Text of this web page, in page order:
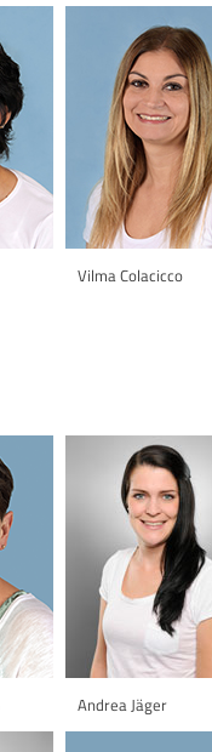
Vilma Colacicco
Andrea Jäger